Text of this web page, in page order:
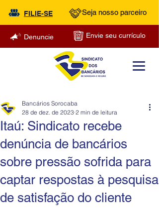
FILIE-SE Seja nosso parceiro
Denuncie Envie seu currículo
Itaú: Sindicato recebe
denúncia de bancários
sobre pressão sofrida para
captar respostas à pesquisa
de satisfação do cliente
Bancários Sorocaba
28 de dez. de 2023 2 min de leitura